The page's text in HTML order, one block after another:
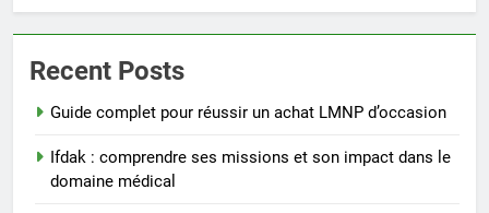
Recent Posts
Guide complet pour réussir un achat LMNP d’occasion
Ifdak : comprendre ses missions et son impact dans le
domaine médical